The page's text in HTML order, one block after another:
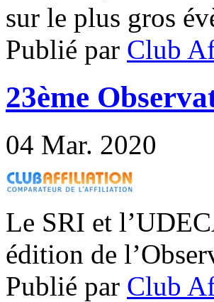
sur le plus gros
Publié par Club
23ème
04 Mar. 2020
Le SRI et
édition de
Publié par Club